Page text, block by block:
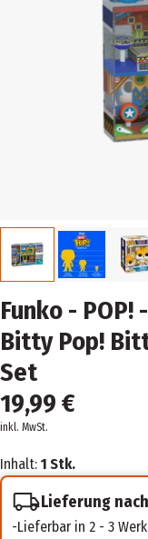
Funko - POP!
Bitty Pop!
Set
19,99 €
inkl. MwSt.
Inhalt: 1 Stk.
Lieferung
Lieferbar in 2 - 3